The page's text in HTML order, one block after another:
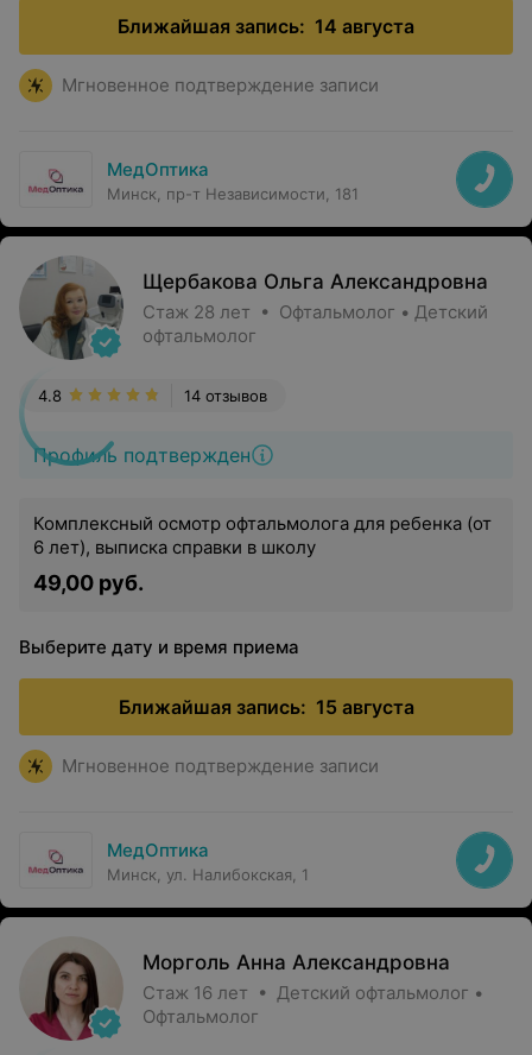
Ближайшая запись: 14 августа
Мгновенное подтверждение записи
МедОптика
Минск, пр-т Независимости, 181
Щербакова Ольга Александровна
Стаж 28 лет • Офтальмолог • Детский
офтальмолог
Профиль подтвержден
14 отзывов
4.8
Комплексный осмотр офтальмолога для ребенка (от
6 лет), выписка справки в школу
49,00 руб.
Выберите дату и время приема
Ближайшая запись: 15 августа
Мгновенное подтверждение записи
МедОптика
Минск, ул. Налибокская, 1
Морголь Анна Александровна
Стаж 16 лет • Детский офтальмолог •
Офтальмолог